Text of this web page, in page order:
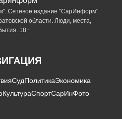
Сетевое издание "СарИнформ".
области. Люди, места,
18+
СудПолитикаЭкономика
КультураСпортСарИнФото